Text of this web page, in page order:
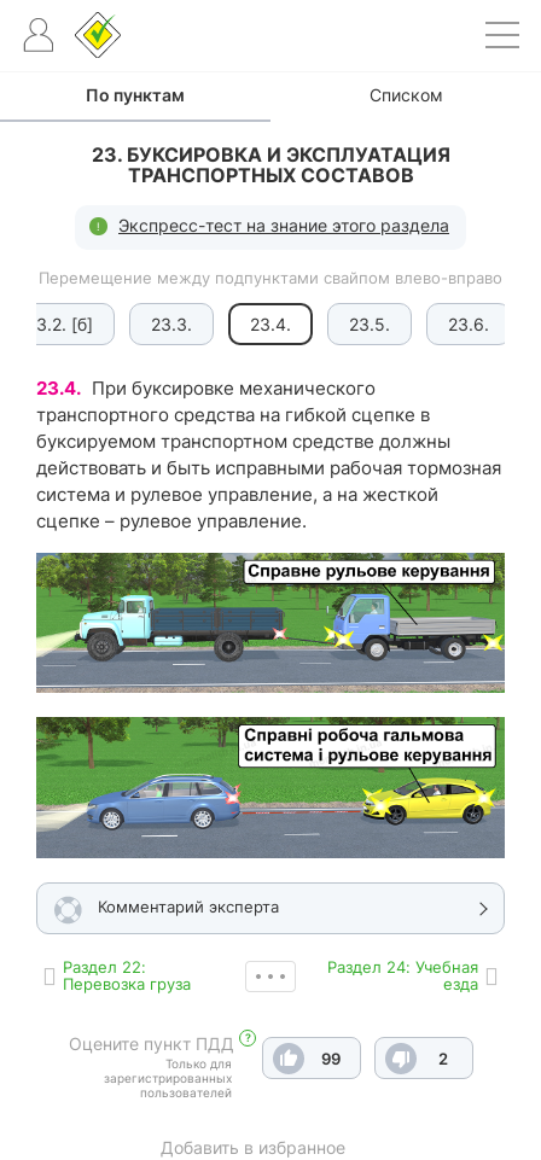
По пунктам Списком
23. БУКСИРОВКА И ЭКСПЛУАТАЦИЯ
ТРАНСПОРТНЫХ СОСТАВОВ
Экспресс-тест на знание этого раздела
Перемещение между подпунктами свайпом влево-вправо
23.2. [б] 23.3. 23.4. 23.5. 23.6.
23.4. При буксировке механического
транспортного средства на гибкой сцепке в
буксируемом транспортном средстве должны
действовать и быть исправными рабочая тормозная
система и рулевое управление, а на жесткой
сцепке – рулевое управление.
Комментарий эксперта
Раздел 22:
Перевозка груза
Раздел 24: Учебная
езда
Оцените пункт ПДД ?
Только для
зарегистрированных
пользователей
99 2
Добавить в избранное